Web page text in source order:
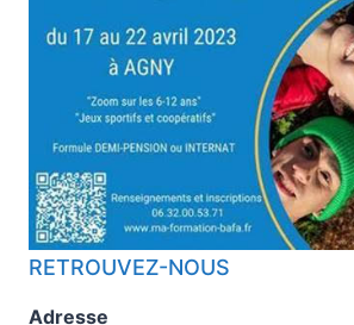
RETROUVEZ-NOUS
Adresse